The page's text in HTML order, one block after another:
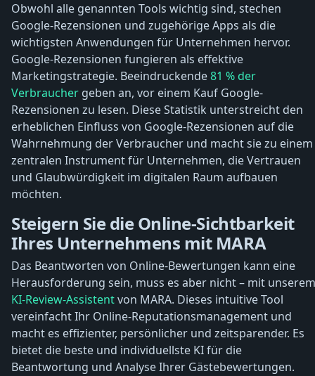
Obwohl alle genannten Tools wichtig sind, stechen
Google-Rezensionen und zugehörige Apps als die
wichtigsten Anwendungen für Unternehmen hervor.
Google-Rezensionen fungieren als effektive
Marketingstrategie. Beeindruckende81 % der
Verbraucher geben an, vor einem Kauf Google-
Rezensionen zu lesen. Diese Statistik unterstreicht den
erheblichen Einfluss von Google-Rezensionen auf die
Wahrnehmung der Verbraucher und macht sie zu einem
zentralen Instrument für Unternehmen, die Vertrauen
und Glaubwürdigkeit im digitalen Raum aufbauen
möchten.
Steigern Sie die Online-Sichtbarkeit
Ihres Unternehmens mit MARA
Das Beantworten von Online-Bewertungen kann eine
Herausforderung sein, muss es aber nicht – mit unserem
KI-Review-Assistentvon MARA. Dieses intuitive Tool
vereinfacht Ihr Online-Reputationsmanagement und
macht es effizienter, persönlicher und zeitsparender. Es
bietet die beste und individuellste KI für die
Beantwortung und Analyse Ihrer Gästebewertungen.